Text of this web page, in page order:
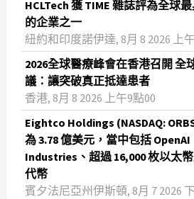
HCLTech 獲 TIME 雜誌評為全球
的企業之一
紐約和印度諾伊達, 8月 8 2026 上
2026全球醫療峰會在香港召開 全
議：讓突破真正抵達患者
香港, 8月 8 2026 上午9點00
Eightco Holdings (NASDAQ:
為 3.78 億美元，當中包括
Industries、超過 16,000 枚以太幣
代幣
賓夕法尼亞州伊斯頓, 8月 7 2026